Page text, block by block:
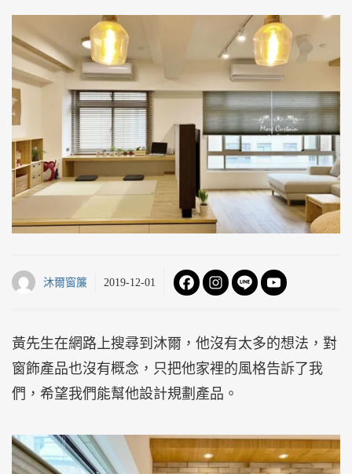
沐爾窗簾 2019-12-01
黃先生在網路上搜尋到沐爾，他沒有太多的想法，對
窗飾產品也沒有概念，只把他家裡的風格告訴了我
們，希望我們能幫他設計規劃產品。